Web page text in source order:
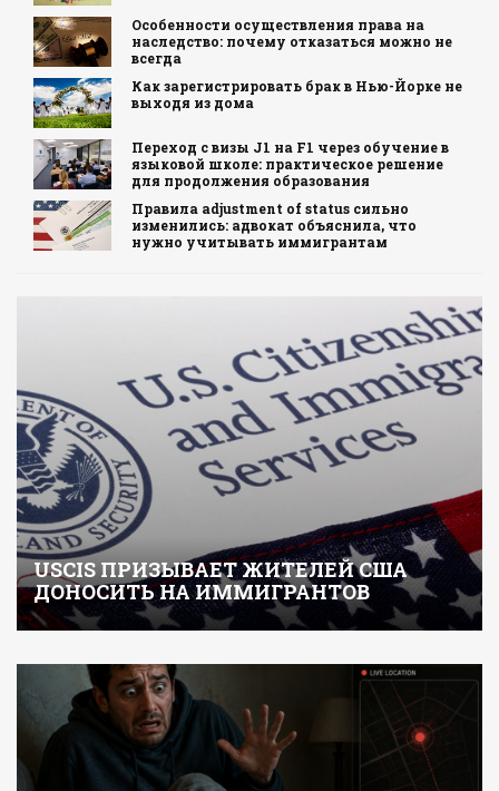
Особенности осуществления права на
наследство: почему отказаться можно не
всегда
Как зарегистрировать брак в Нью-Йорке не
выходя из дома
Переход с визы J1 на F1 через обучение в
языковой школе: практическое решение
для продолжения образования
Правила adjustment of status сильно
изменились: адвокат объяснила, что
нужно учитывать иммигрантам
USCIS ПРИЗЫВАЕТ ЖИТЕЛЕЙ США
ДОНОСИТЬ НА ИММИГРАНТОВ